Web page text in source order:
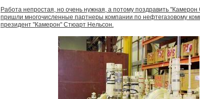
Работа непростая, но очень нужная, а потому поздравить
пришли многочисленные партнеры компании по нефтегазовому
президент "Камерон" Стюарт Нельсон.